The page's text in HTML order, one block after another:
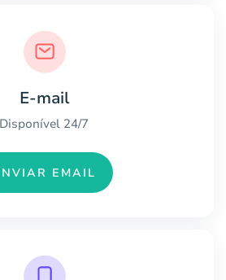
E-mail
Disponível 24/7
EMAIL